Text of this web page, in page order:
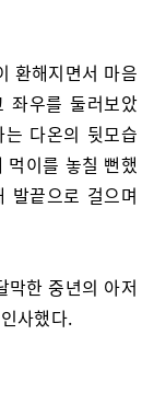
환해지면서 마음
좌우를 둘러보았
다온의 뒷모습
먹이를 놓칠 뻔했
발끝으로 걸으며
막한 중년의 아저
사했다.